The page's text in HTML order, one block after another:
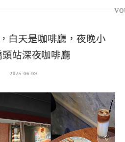
白天是咖啡廳，夜晚小
站深夜咖啡廳
2025-06-09